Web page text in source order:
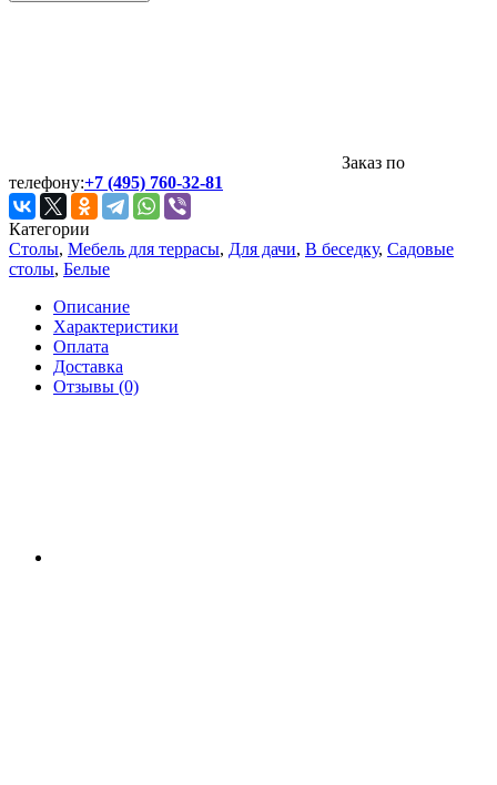
Заказ по
телефону:+7 (495) 760-32-81
Категории
Столы, Мебель для террасы, Для дачи, В беседку, Садовые
столы, Белые
Описание
Характеристики
Оплата
Доставка
Отзывы (0)